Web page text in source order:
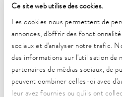
Ce site web utilise des cookies.
Les cookies nous permettent de
annonces, d'offrir des
sociaux et d'analyser notre trafic.
des informations sur l'utilisation de
partenaires de médias sociaux, de
peuvent combiner celles-ci avec
leur avez fournies ou qu'ils ont
Plage de température de
-50 ... 200 °C
Plage de température de
Plage de température ambiante
5 ... 40 °C